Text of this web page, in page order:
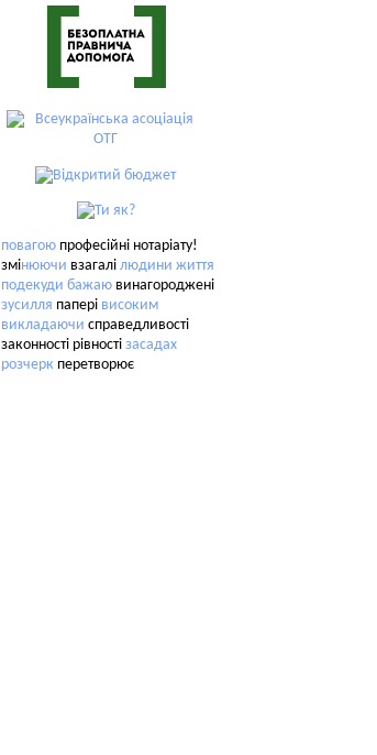
повагою професійні нотаріату!
змінюючи взагалі людини життя
подекуди бажаю винагороджені
зусилля папері високим
викладаючи справедливості
законності рівності засадах
розчерк перетворює